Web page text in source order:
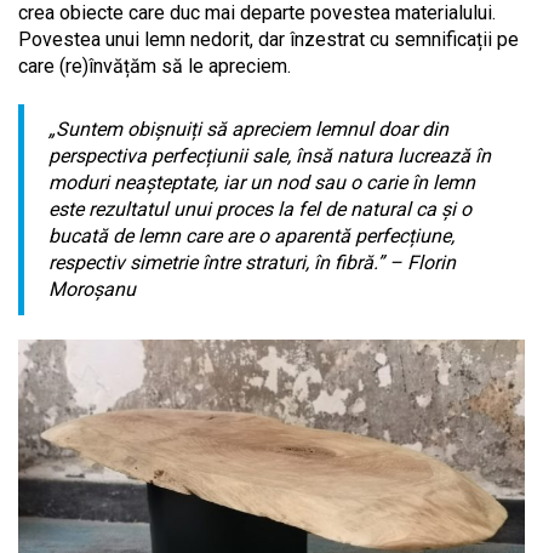
crea obiecte care duc mai departe povestea materialului.
Povestea unui lemn nedorit, dar înzestrat cu semnificații pe
care (re)învățăm să le apreciem.
„Suntem obișnuiți să apreciem lemnul doar din
perspectiva perfecțiunii sale, însă natura lucrează în
moduri neașteptate, iar un nod sau o carie în lemn
este rezultatul unui proces la fel de natural ca și o
bucată de lemn care are o aparentă perfecțiune,
respectiv simetrie între straturi, în fibră.” – Florin
Moroșanu